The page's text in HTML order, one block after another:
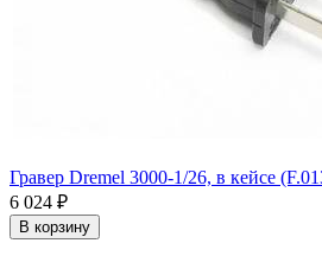
Гравер Dremel 3000-1/26, в кейсе
6 024 ₽
В корзину